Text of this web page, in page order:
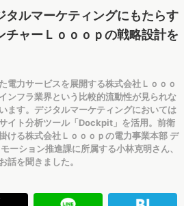
タルマーケティングにもたらす
チャーＬｏｏｏｐの戦略設計を
電力サービスを展開する株式会社Ｌｏｏｏ
ンフラ業界という比較的流動性が見られな
ます。デジタルマーケティングにおいては
イト分析ツール「Dockpit」を活用。前衛
ける株式会社Ｌｏｏｏｐの電力事業本部 デ
ーション推進課に所属する小林克明さん、
話を聞きました。